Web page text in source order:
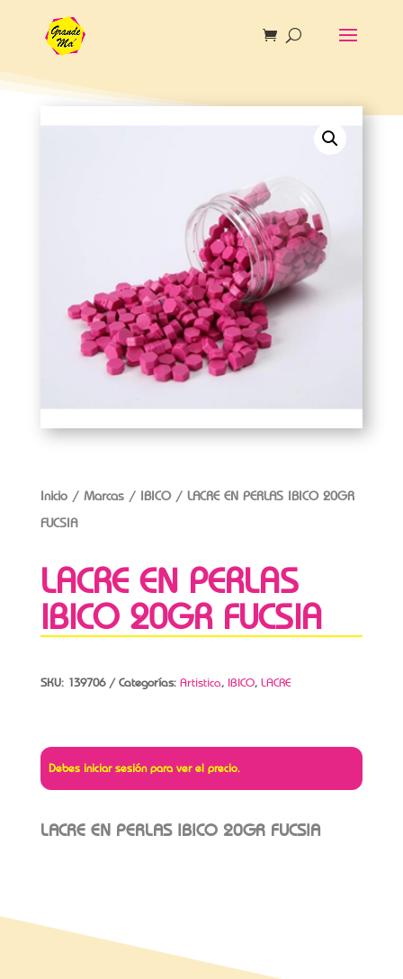
Inicio/ Marcas/ IBICO/ LACRE EN PERLAS IBICO 20GR
FUCSIA
LACRE EN PERLAS
IBICO 20GR FUCSIA
SKU: 139706 Categorías: Artistica, IBICO, LACRE
Debes iniciar sesión para ver el precio.
LACRE EN PERLAS IBICO 20GR FUCSIA